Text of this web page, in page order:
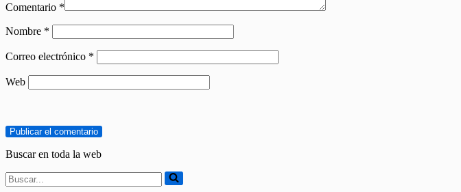
Comentario *
Nombre *
Correo electrónico *
Web
Buscar en toda la web
Buscar...